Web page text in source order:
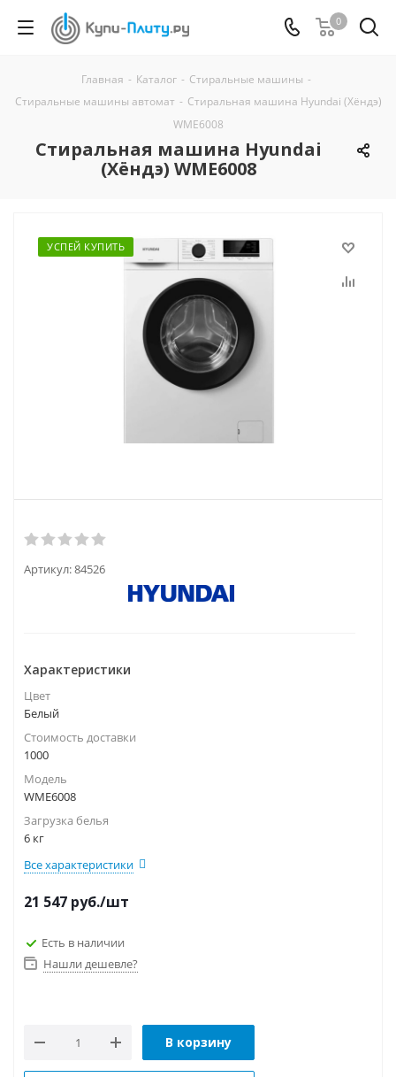
0
Главная - Каталог - Стиральные машины -
Стиральные машины автомат - Стиральная машина Hyundai (Хёндэ)
WME6008
Стиральная машина Hyundai
(Хёндэ) WME6008
УСПЕЙ КУПИТЬ
Артикул:84526
Характеристики
Цвет
Белый
Стоимость доставки
1000
Модель
WME6008
Загрузка белья
6 кг
Все характеристики
21 547 руб./шт
Есть в наличии
Нашли дешевле?
В корзину